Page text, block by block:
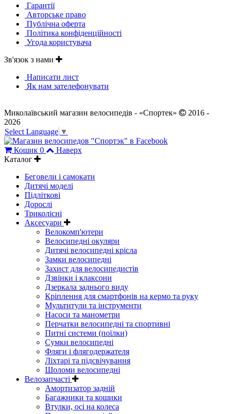
Гарантії
Авторське право
Публічна оферта
Політика конфіденційності
Угода користувача
Зв'язок з нами
Написати лист
Як нам зателефонувати
Миколаївський магазин велосипедів - «Спортек»
2016 -
2026
Select Language ▼
Кошик 0
Наверх
Каталог
Беговели і самокати
Дитячі моделі
Підліткові
Дорослі
Триколісні
Аксесуари
Велокомп'ютери
Велосипедні окуляри
Дитячі велосипедні крісла
Замки велосипедні
Захист для велосипедистів
Дзвінки і клаксони
Дзеркала заднього виду
Кріплення для смартфонів на кермо та руку
Мультитули та інструменти
Насоси та манометри
Перчатки велосипедні та спортивні
Питні системи (поїлки)
Сумки велосипедні
Фляги і флягодержателя
Ліхтарі та підсвічування
Шоломи велосипедні
Велозапчасті
Амортизатор задній
Багажники та кошики
Втулки, осі на колеса